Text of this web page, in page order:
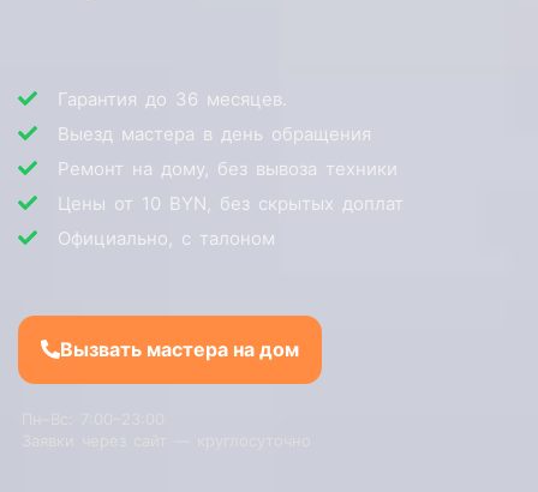
Гарантия до 36 месяцев.
Выезд мастера в день обращения
Ремонт на дому, без вывоза техники
Цены от 10 BYN, без скрытых доплат
Официально, с талоном
Вызвать мастера на дом